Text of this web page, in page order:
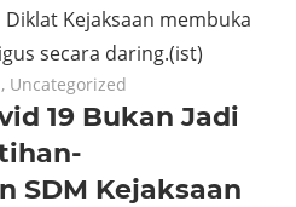
Kejaksaan membuka
secara daring.(ist)
, Uncategorized
19 Bukan Jadi
SDM Kejaksaan